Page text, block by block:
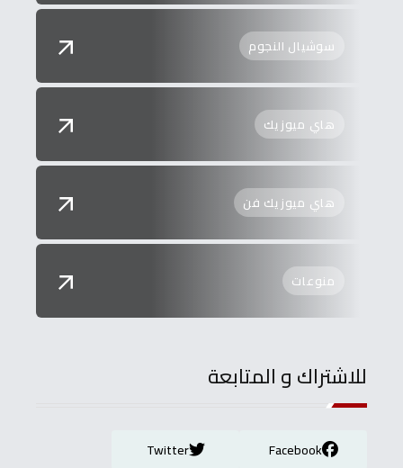
سوشيال النجوم
هاي ميوزيك
هاي ميوزيك فن
منوعات
للاشتراك و المتابعة
Facebook
Twitter